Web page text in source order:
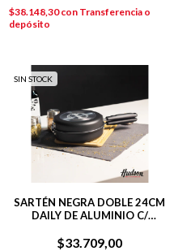
$38.148,30con Transferencia o
depósito
SIN STOCK
SARTÉN NEGRA DOBLE 24CM
DAILY DE ALUMINIO C/
$33.709,00